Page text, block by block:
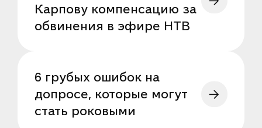
Карпову компенсацию за
обвинения в эфире НТВ
6 грубых ошибок на
допросе, которые могут
стать роковыми